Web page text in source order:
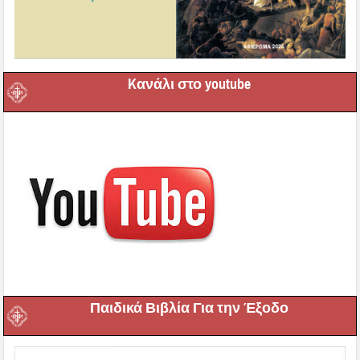
Kανάλι στο youtube
Παιδικά Βιβλία Για την Έξοδο